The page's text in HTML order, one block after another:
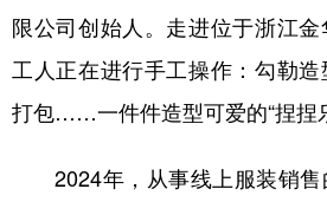
限公司创始人。走进位于浙江金
工人正在进行手工操作：勾勒
打包……一件件造型可爱的“捏捏
2024年，从事线上服装销售